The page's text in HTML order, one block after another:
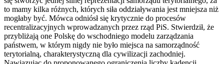
to mamy kilka różnych, których siła oddziaływania jest mniejsza niż
mogłaby być. Mówca odniósł się krytycznie do procesów
recentralizacyjnych wprowadzanych przez rząd PiS. Stwierdził, że
przybliżają one Polskę do wschodniego modelu zarządzania
państwem, w którym nigdy nie było miejsca na samorządność
terytorialną, charakterystyczną dla cywilizacji zachodniej.